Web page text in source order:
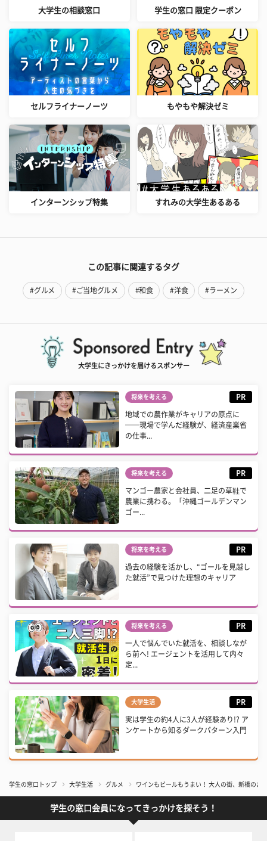
大学生の相談窓口 学生の窓口 限定クーポン
セルフライナーノーツ もやもや解決ゼミ
インターンシップ特集 すれみの大学生あるある
この記事に関連するタグ
#グルメ #ご当地グルメ #和食 #洋食 #ラーメン
大学生にきっかけを届けるスポンサー
将来を考える PR
地域での農作業がキャリアの原点に
──現場で学んだ経験が、経済産業省
の仕事...
将来を考える PR
マンゴー農家と会社員、二足の草鞋で
農業に携わる。「沖縄ゴールデンマン
ゴー...
将来を考える PR
過去の経験を活かし、“ゴールを見越し
た就活”で見つけた理想のキャリア
将来を考える PR
一人で悩んでいた就活を、相談しなが
ら前へ! エージェントを活用して内々
定...
大学生活 PR
実は学生の約4人に3人が経験あり!? ア
ンケートから知るダークパターン入門
学生の窓口トップ 大学生活 グルメ ワインもビールもうまい！ 大人の街、新橋のお
学生の窓口会員になってきっかけを探そう！